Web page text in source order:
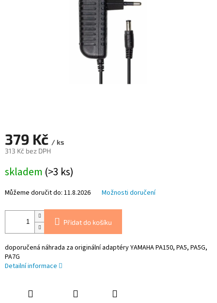
379 Kč / ks
313 Kč bez DPH
cena:
skladem (>3 ks)
Můžeme doručit do: 11.8.2026 Možnosti doručení
Přidat do košíku
doporučená náhrada za originální adaptéry YAMAHA PA150, PA5, PA5G,
PA7G
Detailní informace